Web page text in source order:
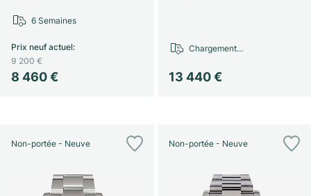
8 460 €
Prix neuf actuel:
9 200 €
6 Semaines
13 440 €
Chargement…
Non-portée - Neuve Non-portée - Neuve